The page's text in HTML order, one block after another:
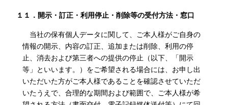
１１．開示・訂正・利用停止・削除等の受付方法・窓口
当社の保有個人データに関して、ご本人様がご自身の
情報の開示、内容の訂正、追加または削除、利用の停
止、消去および第三者への提供の停止（以下、「開示
等」といいます。）をご希望される場合には、お申し出
いただいた方がご本人様であることを確認させていただ
いたうえで、合理的な期間および範囲で、ご本人様が希